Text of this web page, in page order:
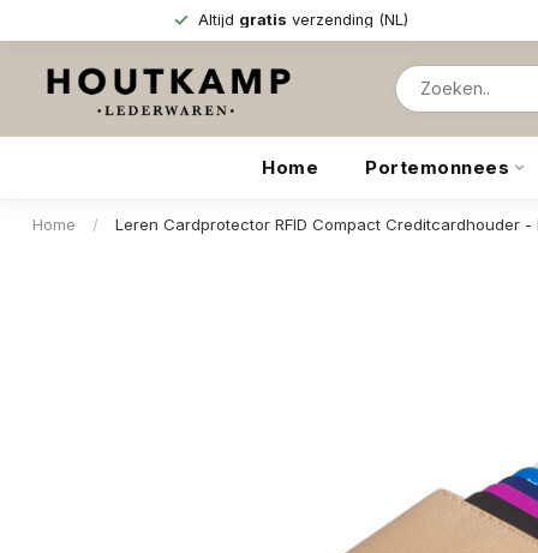
Altijd gratis verzending (NL)
Home Portemonnees
Home / Leren Cardprotector RFID Compact Creditcardhouder